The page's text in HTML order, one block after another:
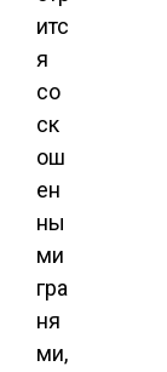
итс
я
со
ск
ош
ен
ны
ми
гра
ня
ми,